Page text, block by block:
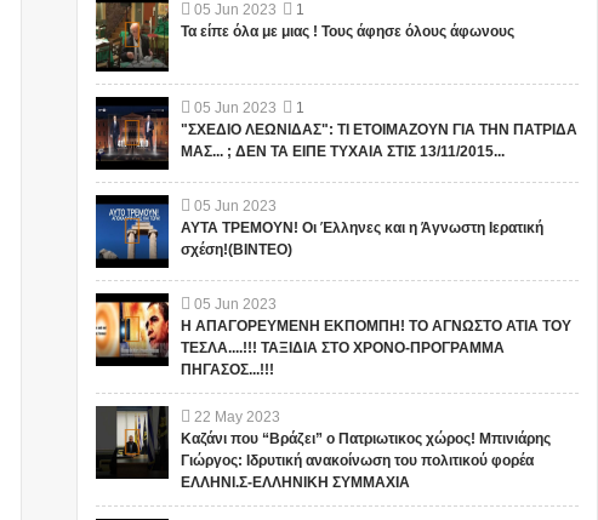
05 Jun 2023
1
Τα είπε όλα με μιας ! Τους άφησε όλους άφωνους
05 Jun 2023
1
"ΣΧΕΔΙΟ ΛΕΩΝΙΔΑΣ": ΤΙ ΕΤΟΙΜΑΖΟΥΝ ΓΙΑ ΤΗΝ ΠΑΤΡΙΔΑ
ΜΑΣ... ; ΔΕΝ ΤΑ ΕΙΠΕ ΤΥΧΑΙΑ ΣΤΙΣ 13/11/2015...
05 Jun 2023
ΑΥΤΑ ΤΡΕΜΟΥΝ! Οι Έλληνες και η Άγνωστη Ιερατική
σχέση!(ΒΙΝΤΕΟ)
05 Jun 2023
Η ΑΠΑΓΟΡΕΥΜΕΝΗ ΕΚΠΟΜΠΗ! ΤΟ ΑΓΝΩΣΤΟ ΑΤΙΑ ΤΟΥ
ΤΕΣΛΑ....!!! ΤΑΞΙΔΙΑ ΣΤΟ ΧΡΟΝΟ-ΠΡΟΓΡΑΜΜΑ
ΠΗΓΑΣΟΣ...!!!
22 May 2023
Καζάνι που “Βράζει” ο Πατριωτικος χώρος! Μπινιάρης
Γιώργος: Ιδρυτική ανακοίνωση του πολιτικού φορέα
ΕΛΛΗΝΙ.Σ-ΕΛΛΗΝΙΚΗ ΣΥΜΜΑΧΙΑ